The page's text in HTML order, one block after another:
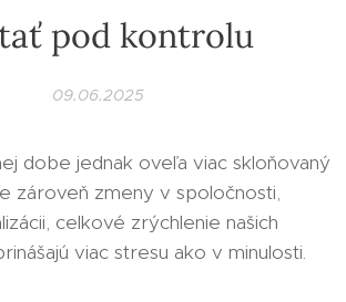
pod kontrolu
09.06.2025
dobe jednak oveľa viac skloňovaný
zároveň zmeny v spoločnosti,
celkové zrýchlenie našich
viac stresu ako v minulosti.